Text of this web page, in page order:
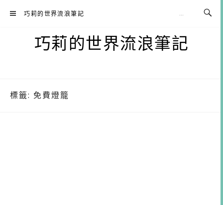
巧莉的世界流浪筆記
巧莉的世界流浪筆記
標籤: 免費燈籠